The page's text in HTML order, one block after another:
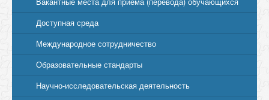
Доступная среда
Международное сотрудничество
Образовательные стандарты
Научно-исследовательская деятельность